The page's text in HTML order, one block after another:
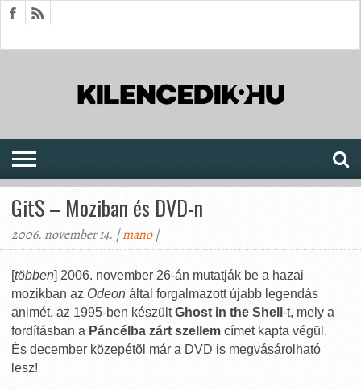
GitS – Moziban és DVD-n
2006. november 14. |mano|
[többen] 2006. november 26-án mutatják be a hazai
mozikban az Odeon által forgalmazott újabb legendás
animét, az 1995-ben készültGhost in the Shell -t, mely a
fordításban a Páncélba zárt szellem címet kapta végül.
És december közepétõl már a DVD is megvásárolható
lesz!